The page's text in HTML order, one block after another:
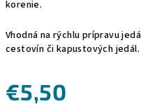
korenie.
Vhodná na rýchlu prípravu
cestovín či kapustových jedál.
€5,50